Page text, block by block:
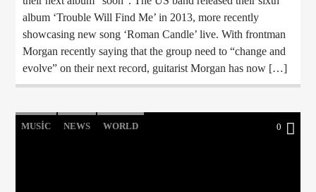
album ‘Trouble Will Find Me’ in 2013, more recently
showcasing new song ‘Roman Candle’ live. With frontman
Morgan recently saying that the group need to “change and
evolve” on their next record, guitarist Morgan has now […]
MUSIC NEWS WORLD 0